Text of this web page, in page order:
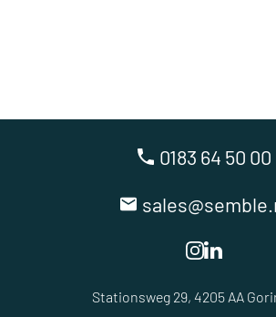
0183 64 50 00
Stationsweg 29, 4205 AA